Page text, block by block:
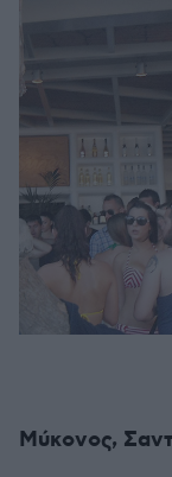
Μύκονος,